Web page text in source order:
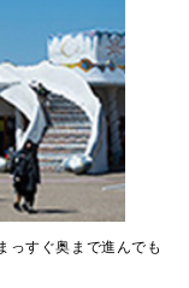
っすぐ奥まで進んでも